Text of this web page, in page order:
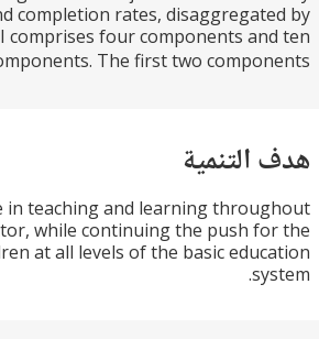
and completion rates,
II comprises four components
subcomponents. The first two
in teaching and learning
sector, while continuing the push
children at all levels of the basic